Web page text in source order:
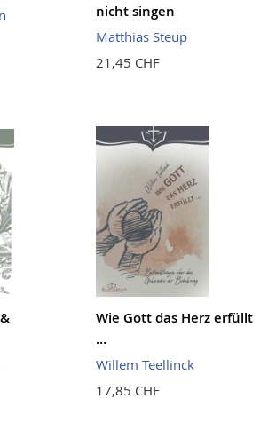
nicht singen
Matthias Steup
21,45 CHF
Wie Gott das Herz erfüllt
…
Willem Teellinck
17,85 CHF